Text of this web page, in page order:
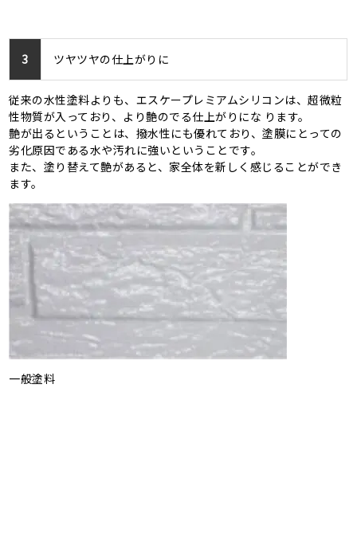
3 ツヤツヤの仕上がりに
従来の水性塗料よりも、エスケープレミアムシリコンは、超微粒
性物質が入っており、より艶のでる仕上がりにな ります。
艶が出るということは、撥水性にも優れており、塗膜にとっての
劣化原因である水や汚れに強いということです。
また、塗り替えて艶があると、家全体を新しく感じることができ
ます。
一般塗料